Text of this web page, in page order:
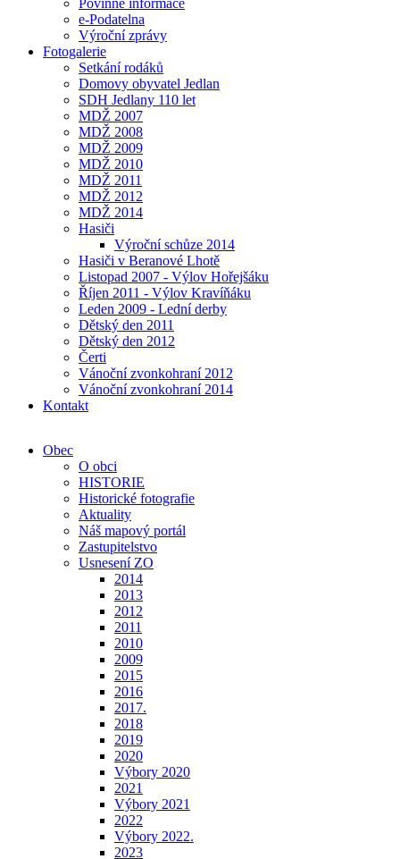
Povinné informace
e-Podatelna
Výroční zprávy
Fotogalerie
Setkání rodáků
Domovy obyvatel Jedlan
SDH Jedlany 110 let
MDŽ 2007
MDŽ 2008
MDŽ 2009
MDŽ 2010
MDŽ 2011
MDŽ 2012
MDŽ 2014
Hasiči
Výroční schůze 2014
Hasiči v Beranové Lhotě
Listopad 2007 - Výlov Hořejšáku
Říjen 2011 - Výlov Kravíňáku
Leden 2009 - Lední derby
Dětský den 2011
Dětský den 2012
Čerti
Vánoční zvonkohraní 2012
Vánoční zvonkohraní 2014
Kontakt
Obec
O obci
HISTORIE
Historické fotografie
Aktuality
Náš mapový portál
Zastupitelstvo
Usnesení ZO
2014
2013
2012
2011
2010
2009
2015
2016
2017.
2018
2019
2020
Výbory 2020
2021
Výbory 2021
2022
Výbory 2022.
2023